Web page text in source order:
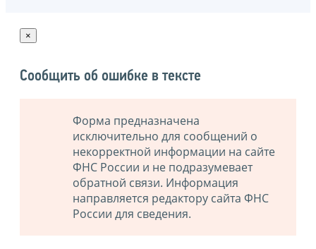
×
Сообщить об ошибке в тексте
Форма предназначена
исключительно для сообщений о
некорректной информации на сайте
ФНС России и не подразумевает
обратной связи. Информация
направляется редактору сайта ФНС
России для сведения.